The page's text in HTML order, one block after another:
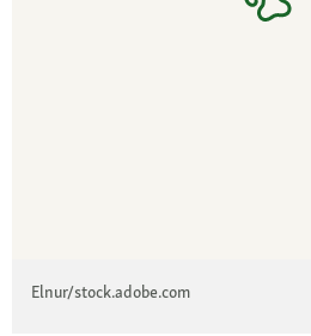
Elnur/stock.adobe.com